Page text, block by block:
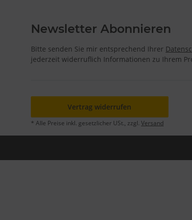
Newsletter Abonnieren
Bitte senden Sie mir entsprechend Ihrer
jederzeit widerruflich Informationen zu Ihrem
Vertrag widerrufen
* Alle Preise inkl. gesetzlicher USt., zzgl. Versand